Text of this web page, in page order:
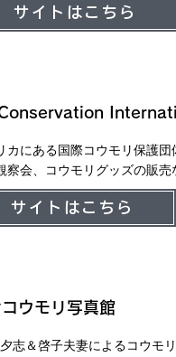
サイトはこちら
カにある国際コウモリ保護団
察会、コウモリグッズの販
サイトはこちら
ウモリ写真館
志＆啓子夫妻によるコウモ